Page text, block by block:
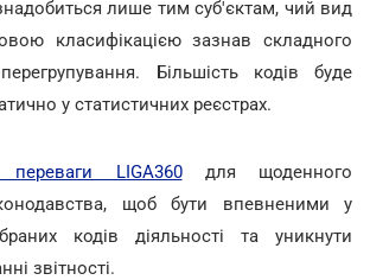
лише тим суб'єктам, чий вид
класифікацією зазнав складного
Більшість кодів буде
у статистичних реєстрах.
переваги LIGA360для щоденного
щоб бути впевненими у
кодів діяльності та уникнути
звітності.